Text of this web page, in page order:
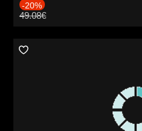
-20%
49.08€